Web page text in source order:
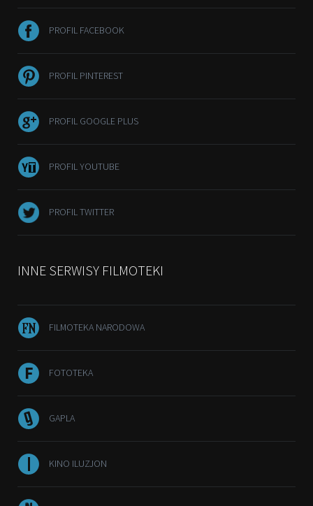
PROFIL FACEBOOK
PROFIL PINTEREST
PROFIL GOOGLE PLUS
PROFIL YOUTUBE
PROFIL TWITTER
INNE SERWISY FILMOTEKI
FILMOTEKA NARODOWA
FOTOTEKA
GAPLA
KINO ILUZJON